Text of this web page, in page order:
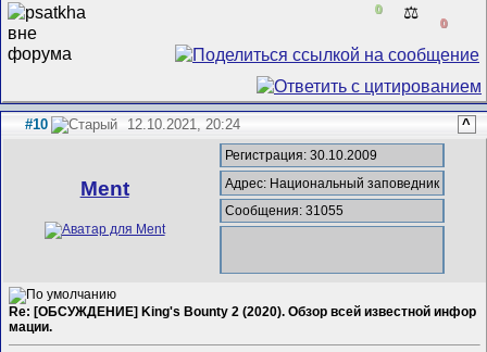
0 ⚖️
0
#10 12.10.2021, 20:24 ^
Ment
Регистрация: 30.10.2009
Адрес: Национальный заповедник
Сообщения: 31055
Re: [ОБСУЖДЕНИЕ] King's Bounty 2 (2020). Обзор всей известной инфор
мации.